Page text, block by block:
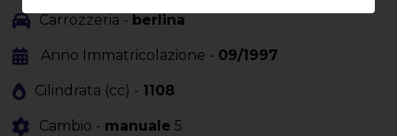
Carrozzeria - berlina
Anno Immatricolazione - 09/1997
Cilindrata (cc) - 1108
Cambio - manuale 5